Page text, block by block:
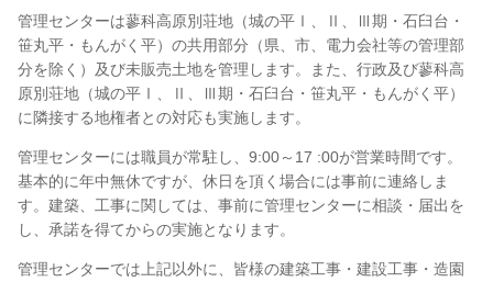
管理センターは蓼科高原別荘地（城の平Ⅰ、Ⅱ、Ⅲ期・石臼台・
笹丸平・もんがく平）の共用部分（県、市、電力会社等の管理部
分を除く）及び未販売土地を管理します。また、行政及び蓼科高
原別荘地（城の平Ⅰ、Ⅱ、Ⅲ期・石臼台・笹丸平・もんがく平）
に隣接する地権者との対応も実施します。
管理センターには職員が常駐し、9:00～17 :00が営業時間です。
基本的に年中無休ですが、休日を頂く場合には事前に連絡しま
す。建築、工事に関しては、事前に管理センターに相談・届出を
し、承諾を得てからの実施となります。
管理センターでは上記以外に、皆様の建築工事・建設工事・造園